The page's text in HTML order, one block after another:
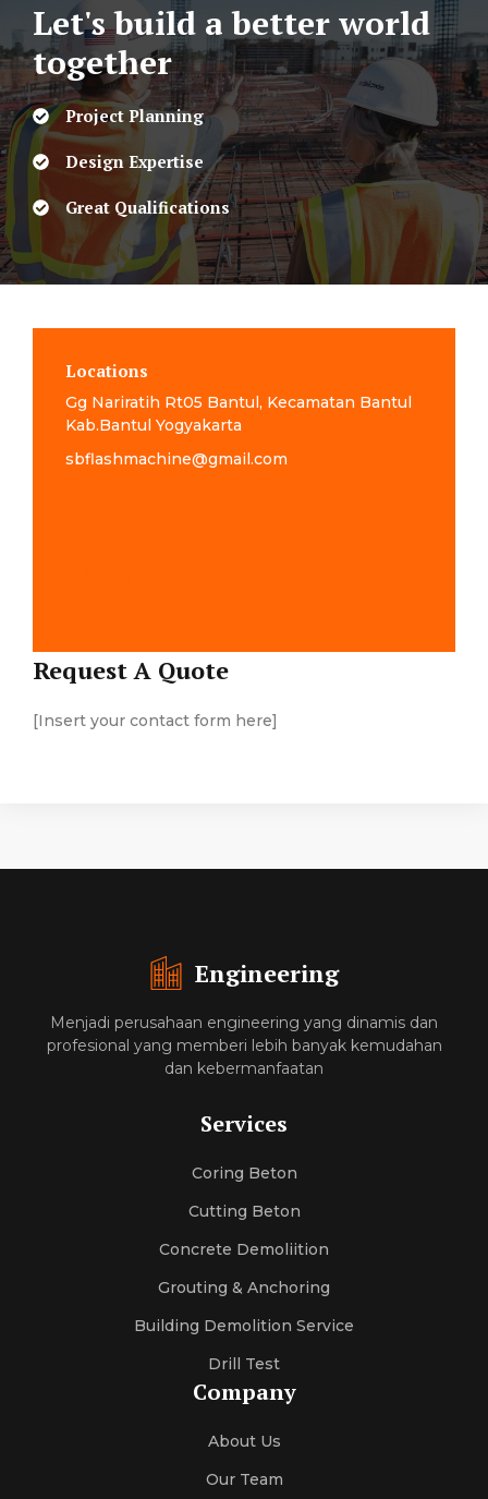
Let's build a better world
together
Project Planning
Design Expertise
Great Qualifications
Locations
Gg Nariratih Rt05 Bantul, Kecamatan Bantul
Kab.Bantul Yogyakarta
sbflashmachine@gmail.com
Request A Quote
[Insert your contact form here]
Engineering
Menjadi perusahaan engineering yang dinamis dan
profesional yang memberi lebih banyak kemudahan
dan kebermanfaatan
Services
Coring Beton
Cutting Beton
Concrete Demoliition
Grouting & Anchoring
Building Demolition Service
Drill Test
Company
About Us
Our Team